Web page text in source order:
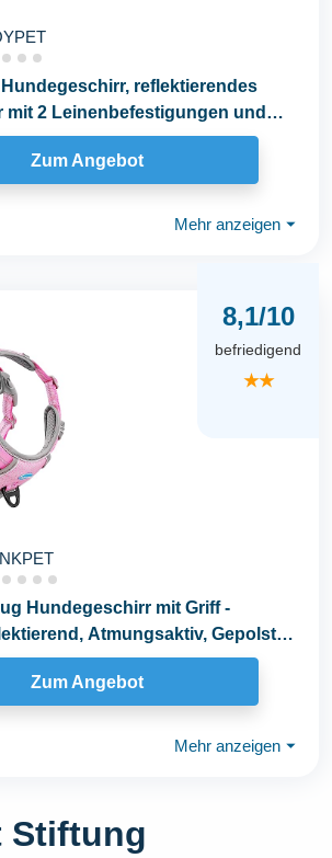
reflektierendes
mit 2 Leinenbefestigungen und
Zum Angebot
Mehr anzeigen ⏷
8,1/10
befriedigend
★★
Hundegeschirr mit Griff -
Atmungsaktiv, Gepolstert
Zum Angebot
Mehr anzeigen ⏷
Stiftung